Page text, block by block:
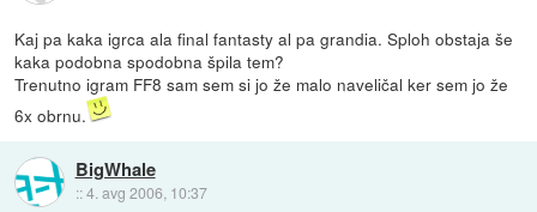
Kaj pa kaka igrca ala final fantasty al pa grandia. Sploh obstaja še
kaka podobna spodobna špila tem?
Trenutno igram FF8 sam sem si jo že malo naveličal ker sem jo že
6x obrnu.
BigWhale
::4. avg 2006, 10:37